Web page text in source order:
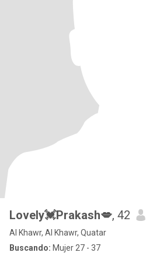
Lovely💓Prakash💋, 42
Al Khawr, Al Khawr, Quatar
Buscando: Mujer 27 - 37